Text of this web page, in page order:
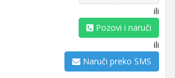
ili
Pozovi i naruči
ili
Naruči preko SMS